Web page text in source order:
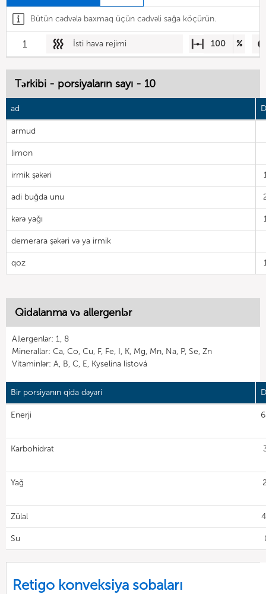
Bütün cədvələ baxmaq üçün cədvəli sağa köçürün.
1 İsti hava rejimi 100 %
Tərkibi - porsiyaların sayı - 10
ad
armud
limon
irmik şəkəri
adi buğda unu
kərə yağı
demerara şəkəri və ya irmik
qoz
Qidalanma və allergenlər
Allergenlər: 1, 8
Minerallar: Ca, Co, Cu, F, Fe, I, K, Mg, Mn, Na, P, Se, Zn
Vitaminlər: A, B, C, E, Kyselina listová
Bir porsiyanın qida dəyəri
Enerji
Karbohidrat
Yağ
Zülal
Su
Retigo konveksiya sobaları